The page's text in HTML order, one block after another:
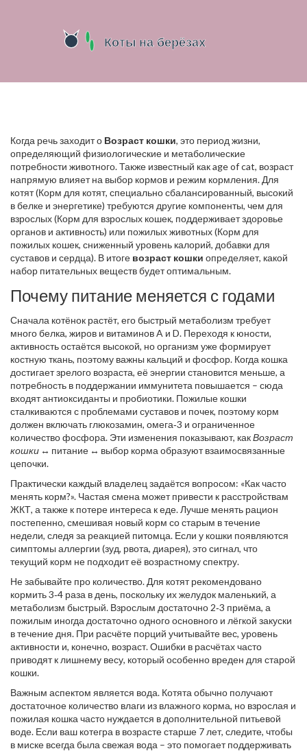
Когда речь заходит о Возраст кошки, это период жизни,
определяющий физиологические и метаболические
потребности животного. Также известный какage of cat, возраст
напрямую влияет на выбор кормов и режим кормления. Для
котят (Корм для котят, специально сбалансированный, высокий
в белке и энергетике) требуются другие компоненты, чем для
взрослых (Корм для взрослых кошек, поддерживает здоровье
органов и активность) или пожилых животных (Корм для
пожилых кошек, сниженный уровень калорий, добавки для
суставов и сердца). В итоге возраст кошки определяет, какой
набор питательных веществ будет оптимальным.
Почему питание меняется с годами
Сначала котёнок растёт, его быстрый метаболизм требует
много белка, жиров и витаминов A и D. Переходя к юности,
активность остаётся высокой, но организм уже формирует
костную ткань, поэтому важны кальций и фосфор. Когда кошка
достигает зрелого возраста, её энергии становится меньше, а
потребность в поддержании иммунитета повышается – сюда
входят антиоксиданты и пробиотики. Пожилые кошки
сталкиваются с проблемами суставов и почек, поэтому корм
должен включать глюкозамин, омега‑3 и ограниченное
количество фосфора. Эти изменения показывают, какВозраст
кошки ↔ питание ↔ выбор корма образуют взаимосвязанные
цепочки.
Практически каждый владелец задаётся вопросом: «Как часто
менять корм?». Частая смена может привести к расстройствам
ЖКТ, а также к потере интереса к еде. Лучше менять рацион
постепенно, смешивая новый корм со старым в течение
недели, следя за реакцией питомца. Если у кошки появляются
симптомы аллергии (зуд, рвота, диарея), это сигнал, что
текущий корм не подходит её возрастному спектру.
Не забывайте про количество. Для котят рекомендовано
кормить 3‑4 раза в день, поскольку их желудок маленький, а
метаболизм быстрый. Взрослым достаточно 2‑3 приёма, а
пожилым иногда достаточно одного основного и лёгкой закуски
в течение дня. При расчёте порций учитывайте вес, уровень
активности и, конечно, возраст. Ошибки в расчётах часто
приводят к лишнему весу, который особенно вреден для старой
кошки.
Важным аспектом является вода. Котята обычно получают
достаточное количество влаги из влажного корма, но взрослая и
пожилая кошка часто нуждается в дополнительной питьевой
воде. Если ваш котегра в возрасте старше 7 лет, следите, чтобы
в миске всегда была свежая вода – это помогает поддерживать